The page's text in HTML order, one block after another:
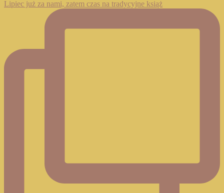
Lipiec już za nami, zatem czas na tradycyjne książ